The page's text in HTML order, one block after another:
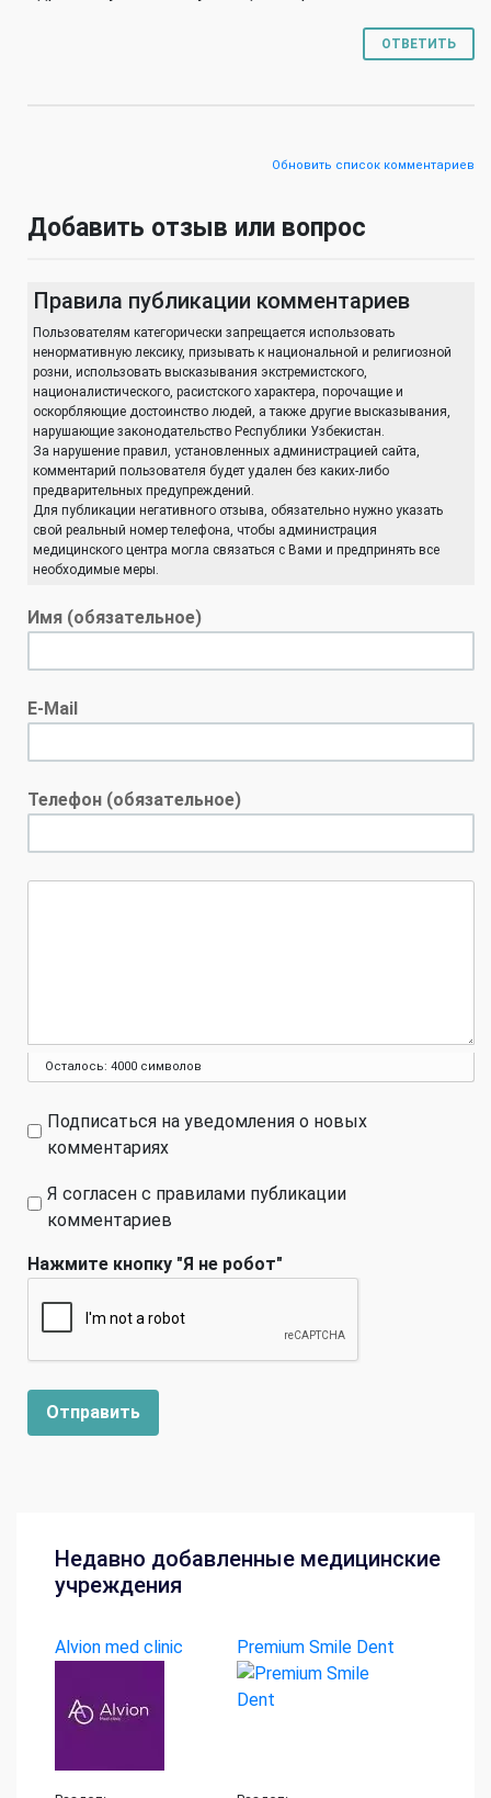
ОТВЕТИТЬ
Обновить список комментариев
Добавить отзыв или вопрос
Правила публикации комментариев
Пользователям категорически запрещается использовать
ненормативную лексику, призывать к национальной и религиозной
розни, использовать высказывания экстремистского,
националистического, расистского характера, порочащие и
оскорбляющие достоинство людей, а также другие высказывания,
нарушающие законодательство Республики Узбекистан.
За нарушение правил, установленных администрацией сайта,
комментарий пользователя будет удален без каких-либо
предварительных предупреждений.
Для публикации негативного отзыва, обязательно нужно указать
свой реальный номер телефона, чтобы администрация
медицинского центра могла связаться с Вами и предпринять все
необходимые меры.
Имя (обязательное)
E-Mail
Телефон (обязательное)
Осталось: 4000 символов
Подписаться на уведомления о новых
комментариях
Я согласен с правилами публикации
комментариев
Нажмите кнопку "Я не робот"
Отправить
Недавно добавленные медицинские
учреждения
Alvion med clinic Premium Smile Dent